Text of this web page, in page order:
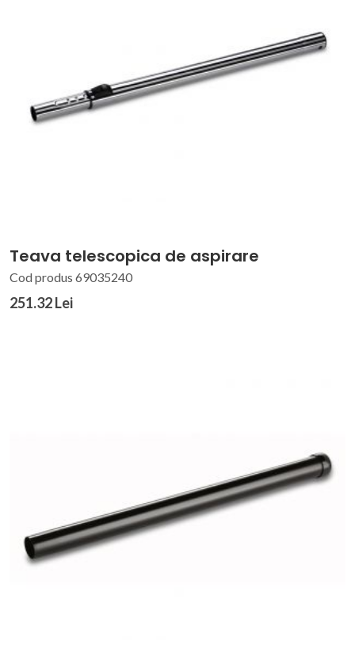
Teava telescopica de aspirare
Cod produs 69035240
251.32 Lei